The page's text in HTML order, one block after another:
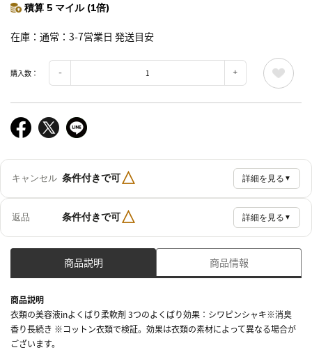
積算 5 マイル (1倍)
在庫 通常：3-7営業日 発送目安
購入数：
キャンセル 条件付きで可△ 詳細を見る ▼
返品 条件付きで可△ 詳細を見る ▼
商品説明 商品情報
商品説明
衣類の美容液inよくばり柔軟剤 3つのよくばり効果：シワピンシャキ※消臭
香り長続き ※コットン衣類で検証。効果は衣類の素材によって異なる場合が
ございます。